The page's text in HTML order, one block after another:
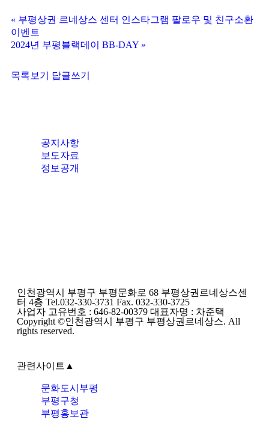
« 부평상권 르네상스 센터 인스타그램 팔로우 및 친구소환
이벤트
2024년 부평블랙데이 BB-DAY »
목록보기 답글쓰기
공지사항
보도자료
정보공개
인천광역시 부평구 부평문화로 68 부평상권르네상스센
터 4층 Tel.032-330-3731 Fax. 032-330-3725
사업자 고유번호 : 646-82-00379 대표자명 : 차준택
Copyright ©인천광역시 부평구 부평상권르네상스. All
rights reserved.
관련사이트 ▲
문화도시부평
부평구청
부평홍보관